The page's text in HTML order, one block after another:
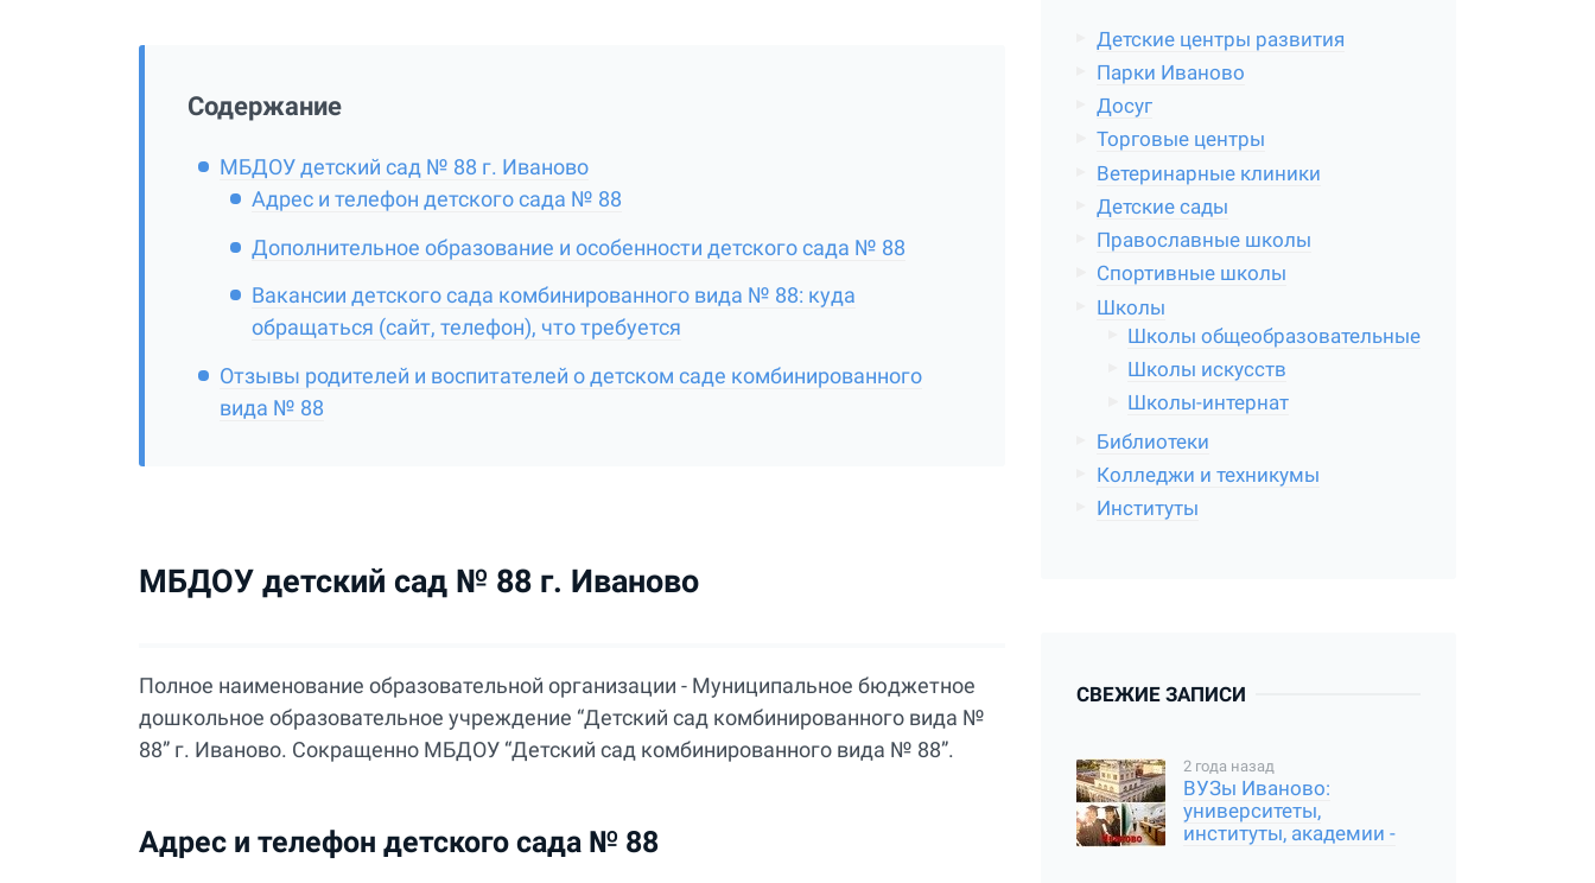
Содержание
МБДОУ детский сад № 88 г. Иваново
Адрес и телефон детского сада № 88
Дополнительное образование и особенности детского сада № 88
Вакансии детского сада комбинированного вида № 88: куда
обращаться (сайт, телефон), что требуется
Отзывы родителей и воспитателей о детском саде комбинированного
вида № 88
МБДОУ детский сад № 88 г. Иваново
Полное наименование образовательной организации - Муниципальное бюджетное
дошкольное образовательное учреждение “Детский сад комбинированного вида №
88” г. Иваново. Сокращенно МБДОУ “Детский сад комбинированного вида № 88”.
Адрес и телефон детского сада № 88
Детские центры развития
Парки Иваново
Досуг
Торговые центры
Ветеринарные клиники
Детские сады
Православные школы
Спортивные школы
Школы
Школы общеобразовательные
Школы искусств
Школы-интернат
Библиотеки
Колледжи и техникумы
Институты
СВЕЖИЕ ЗАПИСИ
2 года назад
ВУЗы Иваново:
университеты,
институты, академии -